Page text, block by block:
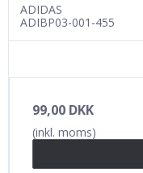
ADIDAS
ADIBP03-001-455
99,00 DKK
(inkl. moms)